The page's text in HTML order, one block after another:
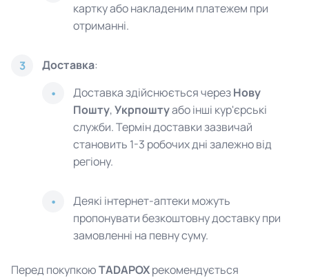
картку або накладеним платежем при
отриманні.
3 Доставка:
Доставка здійснюється черезНову
Пошту,Укрпоштуабо інші кур'єрські
служби. Термін доставки зазвичай
становить 1-3 робочих дні залежно від
регіону.
Деякі інтернет-аптеки можуть
пропонувати безкоштовну доставку при
замовленні на певну суму.
Перед покупкоюTADAPOXрекомендується